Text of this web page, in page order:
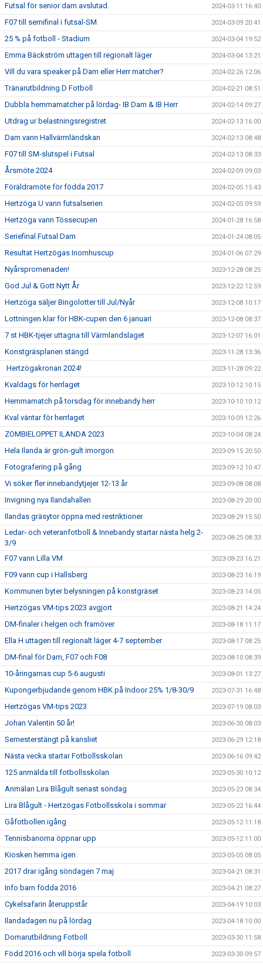
Futsal för senior dam avslutad. 2024-03-11 16:40
F07 till semifinal i futsal-SM 2024-03-09 20:41
25 % på fotboll - Stadium 2024-03-04 19:52
Emma Bäckström uttagen till regionalt läger 2024-03-04 13:21
Vill du vara speaker på Dam eller Herr matcher? 2024-02-26 12:06
Tränarutbildning D Fotboll 2024-02-21 08:51
Dubbla hemmamatcher på lördag- IB Dam & IB Herr 2024-02-14 09:27
Utdrag ur belastningsregistret 2024-02-13 16:00
Dam vann Hallvärmländskan 2024-02-13 08:48
F07 till SM-slutspel i Futsal 2024-02-13 08:33
Årsmöte 2024 2024-02-09 09:03
Föräldramöte för födda 2017 2024-02-05 15:43
Hertzöga U vann futsalserien 2024-02-05 09:59
Hertzöga vann Tössecupen 2024-01-28 16:58
Seriefinal Futsal Dam 2024-01-24 08:05
Resultat Hertzögas Inomhuscup 2024-01-06 07:29
Nyårspromenaden! 2023-12-28 08:25
God Jul & Gott Nytt År 2023-12-22 12:59
Hertzöga säljer Bingolotter till Jul/Nyår 2023-12-08 10:17
Lottningen klar för HBK-cupen den 6 januari 2023-12-08 08:37
7 st HBK-tjejer uttagna till Värmlandslaget 2023-12-07 16:01
Konstgräsplanen stängd 2023-11-28 13:36
Hertzögakronan 2024! 2023-11-28 09:22
Kvaldags för herrlaget 2023-10-12 10:15
Hemmamatch på torsdag för innebandy herr 2023-10-10 10:12
Kval väntar för herrlaget 2023-10-09 12:26
ZOMBIELOPPET ILANDA 2023 2023-10-04 08:24
Hela Ilanda är grön-gult imorgon 2023-09-15 20:50
Fotografering på gång 2023-09-12 10:47
Vi söker fler innebandytjejer 12-13 år 2023-09-08 08:08
Invigning nya Ilandahallen 2023-08-29 20:00
Ilandas gräsytor öppna med restriktioner 2023-08-29 15:50
Ledar- och veteranfotboll & Innebandy startar nästa helg 2-
3/9
2023-08-25 08:33
F07 vann Lilla VM 2023-08-23 16:21
F09 vann cup i Hallsberg 2023-08-23 16:19
Kommunen byter belysningen på konstgräset 2023-08-23 14:05
Hertzögas VM-tips 2023 avgjort 2023-08-21 14:24
DM-finaler i helgen och framöver 2023-08-18 11:17
Ella H uttagen till regionalt läger 4-7 september 2023-08-17 08:25
DM-final för Dam, F07 och F08 2023-08-10 08:39
10-åringarnas cup 5-6 augusti 2023-08-01 13:27
Kupongerbjudande genom HBK på Indoor 25% 1/8-30/9 2023-07-31 16:48
Hertzögas VM-tips 2023 2023-07-19 08:03
Johan Valentin 50 år! 2023-06-30 08:03
Semesterstängt på kansliet 2023-06-29 12:18
Nästa vecka startar Fotbollsskolan 2023-06-16 09:42
125 anmälda till fotbollsskolan 2023-05-30 10:12
Anmälan Lira Blågult senast söndag 2023-05-23 08:34
Lira Blågult - Hertzögas Fotbollsskola i sommar 2023-05-22 16:44
Gåfotbollen igång 2023-05-12 11:18
Tennisbanorna öppnar upp 2023-05-12 11:00
Kiosken hemma igen 2023-05-05 08:05
2017 drar igång söndagen 7 maj 2023-04-21 08:31
Info barn födda 2016 2023-04-21 08:27
Cykelsafarin återuppstår 2023-04-19 10:03
Ilandadagen nu på lördag 2023-04-18 10:00
Domarutbildning Fotboll 2023-03-30 11:58
Född 2016 och vill börja spela fotboll 2023-03-30 09:57